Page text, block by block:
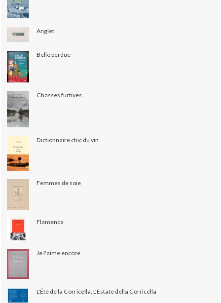
Anglet
Belle perdue
Chasses furtives
Dictionnaire chic du vin
Femmes de soie
Flamenca
Je l'aime encore
L'Été de la Corricella, L'Estate della Corricella